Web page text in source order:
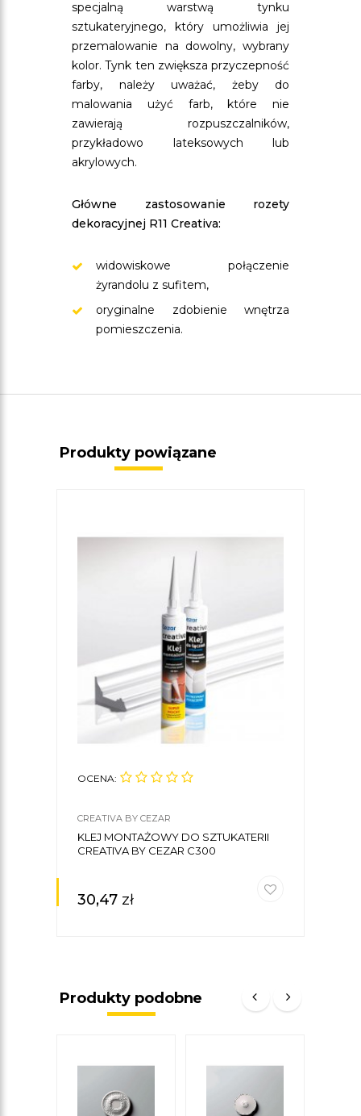
specjalną warstwą tynku
sztukateryjnego, który umożliwia jej
przemalowanie na dowolny, wybrany
kolor. Tynk ten zwiększa przyczepność
farby, należy uważać, żeby do
malowania użyć farb, które nie
zawierają rozpuszczalników,
przykładowo lateksowych lub
akrylowych.
Główne zastosowanie rozety
dekoracyjnej R11 Creativa:
widowiskowe połączenie
żyrandolu z sufitem,
oryginalne zdobienie wnętrza
pomieszczenia.
Produkty powiązane
OCENA:
CREATIVA BY CEZAR
KLEJ MONTAŻOWY DO SZTUKATERII
CREATIVA BY CEZAR C300
30,47 zł
Produkty podobne